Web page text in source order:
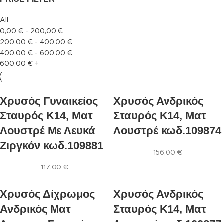
All
0,00 € - 200,00 €
200,00 € - 400,00 €
400,00 € - 600,00 €
600,00 € +
Xρυσός Γυναικείος
Σταυρός Κ14, Ματ
Λουστρέ Με Λευκά
Ζιργκόν κωδ.109881
117,00 €
Xρυσός Ανδρικός
Σταυρός Κ14, Ματ
Λουστρέ κωδ.109874
156,00 €
Xρυσός Δίχρωμος
Ανδρικός Ματ
Xρυσός Ανδρικός
Σταυρός Κ14, Ματ